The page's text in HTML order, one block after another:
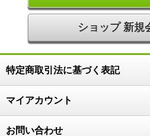
ショップ 新規
特定商取引法に基づく表記
マイアカウント
お問い合わせ